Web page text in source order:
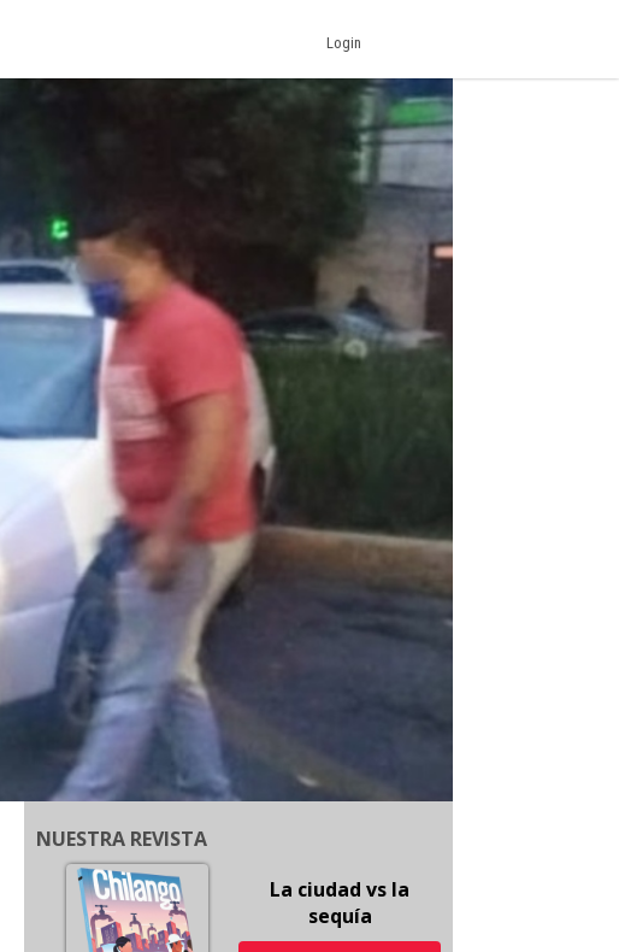
Login
NUESTRA REVISTA
La ciudad vs la
sequía